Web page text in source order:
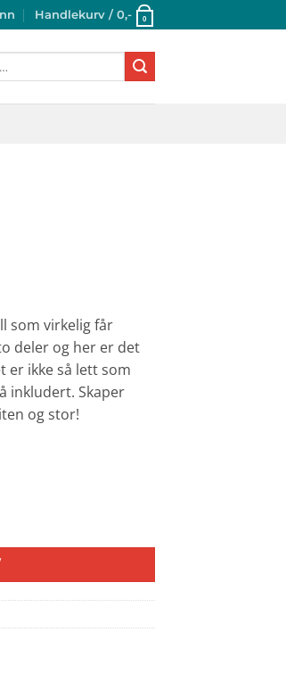
Handlekurv / 0,- 0
som virkelig får
deler og her er det
er ikke så lett som
inkludert. Skaper
og stor!